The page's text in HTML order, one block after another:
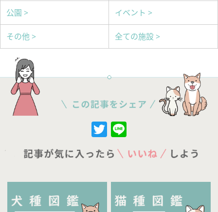
公園 > イベント >
その他 > 全ての施設 >
Twitter